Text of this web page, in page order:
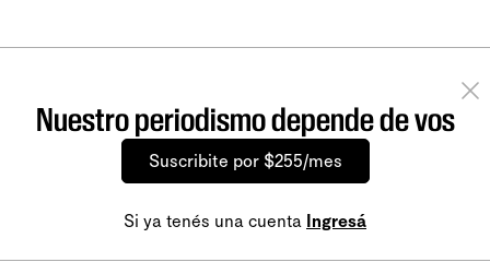
Nuestro periodismo depende de vos
Suscribite por $255/mes
Si ya tenés una cuenta Ingresá